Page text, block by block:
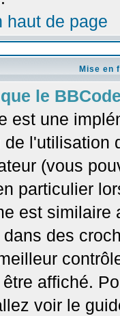
haut de page
Mise en
le
est une
l'utilisation
(vous
particulier
est similaire
des
affiché.
voir le